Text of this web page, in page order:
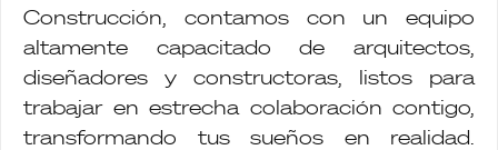
Construcción, contamos con un equipo
altamente capacitado de arquitectos,
diseñadores y constructoras, listos para
trabajar en estrecha colaboración contigo,
transformando tus sueños en realidad.